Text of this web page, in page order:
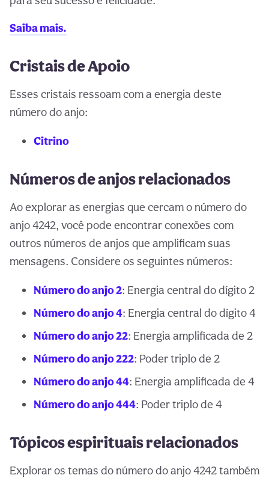
Saiba mais.
Cristais de Apoio
Esses cristais ressoam com a energia deste
número do anjo:
Citrino
Números de anjos relacionados
Ao explorar as energias que cercam o número do
anjo 4242, você pode encontrar conexões com
outros números de anjos que amplificam suas
mensagens. Considere os seguintes números:
Número do anjo 2: Energia central do dígito 2
Número do anjo 4: Energia central do dígito 4
Número do anjo 22: Energia amplificada de 2
Número do anjo 222: Poder triplo de 2
Número do anjo 44: Energia amplificada de 4
Número do anjo 444: Poder triplo de 4
Tópicos espirituais relacionados
Explorar os temas do número do anjo 4242 também